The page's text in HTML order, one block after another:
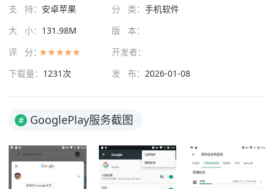
支 持： 安卓苹果 分 类： 手机软件
大 小： 131.98M
版 本：
评 分：
开发者：
下载量： 1231次 发 布： 2026-01-08
# GooglePlay服务截图